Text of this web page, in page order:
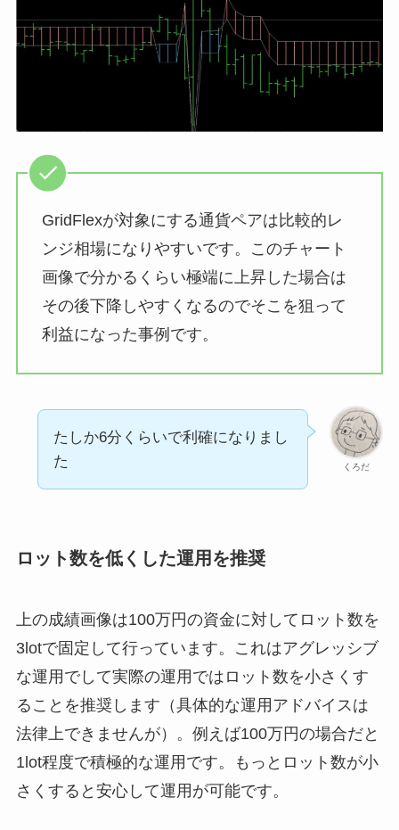
GridFlexが対象にする通貨ペアは比較的レ
ンジ相場になりやすいです。このチャート
画像で分かるくらい極端に上昇した場合は
その後下降しやすくなるのでそこを狙って
利益になった事例です。
くろだ
たしか6分くらいで利確になりまし
た
ロット数を低くした運用を推奨
上の成績画像は100万円の資金に対してロット数を
3lotで固定して行っています。これはアグレッシブ
な運用でして実際の運用ではロット数を小さくす
ることを推奨します（具体的な運用アドバイスは
法律上できませんが）。例えば100万円の場合だと
1lot程度で積極的な運用です。もっとロット数が小
さくすると安心して運用が可能です。